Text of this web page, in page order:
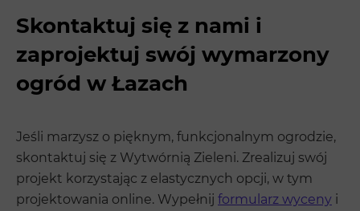
Skontaktuj się z nami i
zaprojektuj swój wymarzony
ogród w Łazach
Jeśli marzysz o pięknym, funkcjonalnym ogrodzie,
skontaktuj się z Wytwórnią Zieleni. Zrealizuj swój
projekt korzystając z elastycznych opcji, w tym
projektowania online. Wypełnij formularz wyceny i